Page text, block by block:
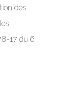
des
17 du 6